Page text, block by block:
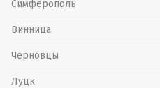
Симферополь
Винница
Черновцы
Луцк